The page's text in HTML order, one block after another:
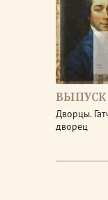
ВЫПУСК
Дворцы.
дворец